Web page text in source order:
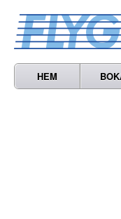
HEM